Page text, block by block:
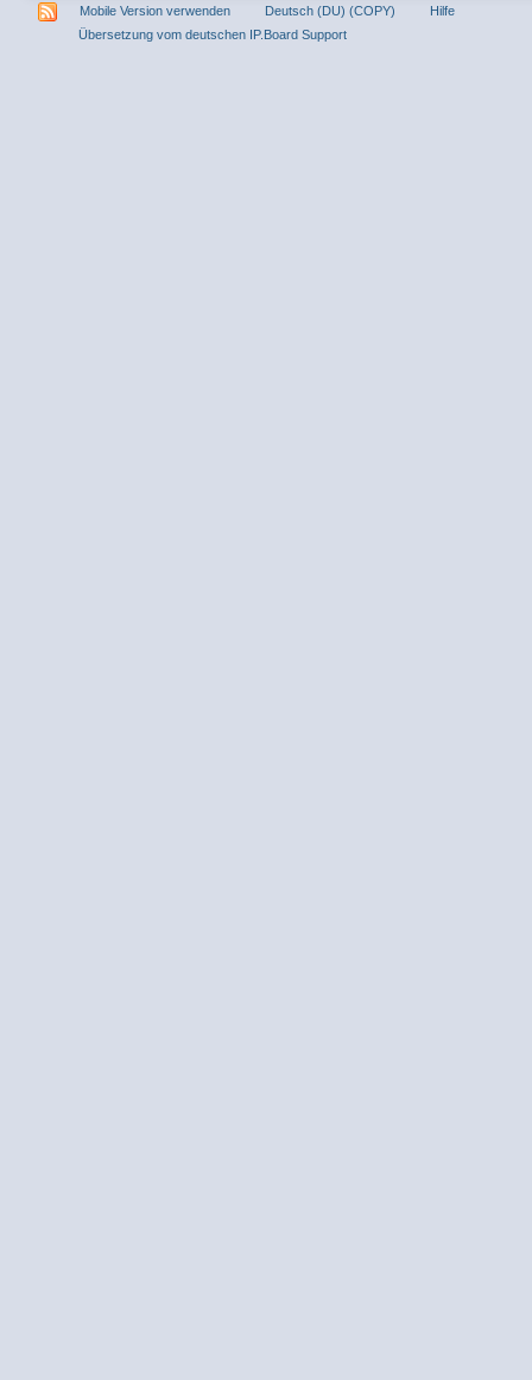
Mobile Version verwenden Deutsch (DU) (COPY)
Hilfe
Übersetzung vom deutschen IP.Board Support